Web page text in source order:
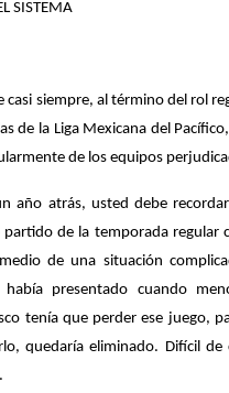
SISTEMA
casi siempre, al término del rol
de la Liga Mexicana del
de los equipos
año atrás, usted debe
de la temporada regular
de una situación
presentado cuando
tenía que perder ese juego,
quedaría eliminado. Difícil de